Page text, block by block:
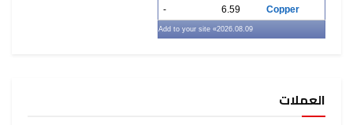
Copper
6.59
-
2026.08.09
» Add to your site
العملات